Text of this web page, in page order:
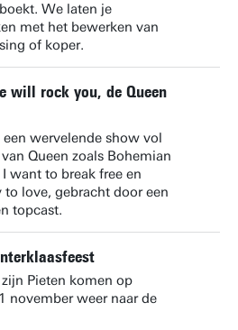
We laten je
met het bewerken van
of koper.
will rock you, de Queen
een wervelende show vol
Queen zoals Bohemian
want to break free en
to love, gebracht door een
topcast.
Pieten komen op
november weer naar de